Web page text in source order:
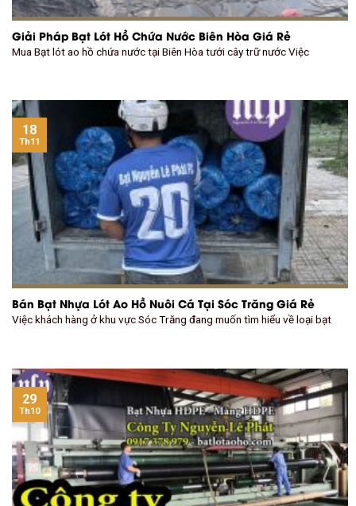
Giải Pháp Bạt Lót Hồ Chứa Nước Biên Hòa Giá Rẻ
Mua Bạt lót ao hồ chứa nước tại Biên Hòa tưới cây trữ nước Việc
Bán Bạt Nhựa Lót Ao Hồ Nuôi Cá Tại Sóc Trăng Giá Rẻ
Việc khách hàng ở khu vực Sóc Trăng đang muốn tìm hiểu về loại bạt
18
Th11
29
Th10